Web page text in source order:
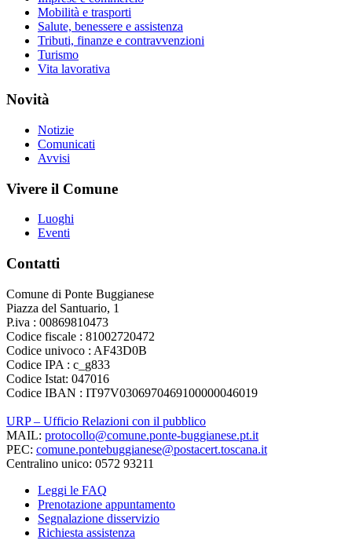
Mobilità e trasporti
Salute, benessere e assistenza
Tributi, finanze e contravvenzioni
Turismo
Vita lavorativa
Novità
Notizie
Comunicati
Avvisi
Vivere il Comune
Luoghi
Eventi
Contatti
Comune di Ponte Buggianese
Piazza del Santuario, 1
P.iva : 00869810473
Codice fiscale : 81002720472
Codice univoco : AF43D0B
Codice IPA : c_g833
Codice Istat: 047016
Codice IBAN : IT97V0306970469100000046019
URP – Ufficio Relazioni con il pubblico
MAIL: protocollo@comune.ponte-buggianese.pt.it
PEC: comune.pontebuggianese@postacert.toscana.it
Centralino unico: 0572 93211
Leggi le FAQ
Prenotazione appuntamento
Segnalazione disservizio
Richiesta assistenza